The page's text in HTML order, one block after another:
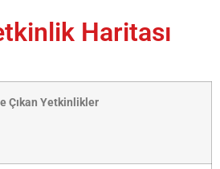
Haritası
Çıkan Yetkinlikler